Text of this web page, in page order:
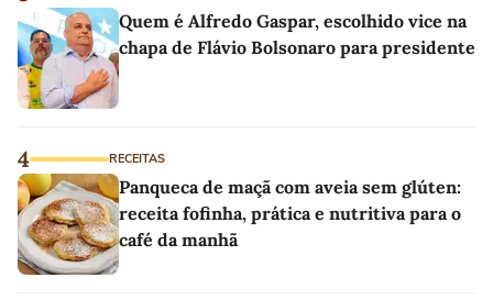
Quem é Alfredo Gaspar, escolhido vice na
chapa de Flávio Bolsonaro para presidente
4 RECEITAS
Panqueca de maçã com aveia sem glúten:
receita fofinha, prática e nutritiva para o
café da manhã